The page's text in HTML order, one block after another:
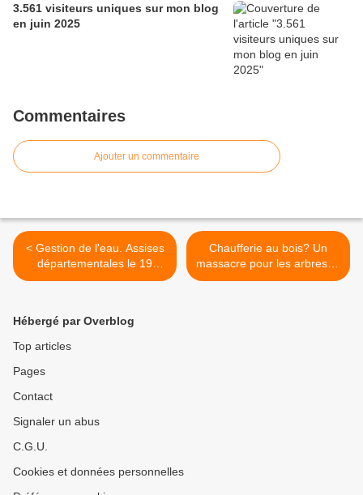
3.561 visiteurs uniques sur mon blog
en juin 2025
Commentaires
Ajouter un commentaire
< Gestion de l'eau. Assises
départementales le 19
novembre à Mantes la
Chaufferie au bois? Un
massacre pour les arbres et
la biodiversité selon "Robin
Hébergé par Overblog
Top articles
Pages
Contact
Signaler un abus
C.G.U.
Cookies et données personnelles